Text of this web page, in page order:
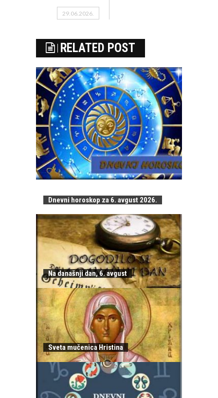
29.06.2026.
RELATED POST
Dnevni horoskop za 6. avgust 2026.
Na današnji dan, 6. avgust
Sveta mučenica Hristina